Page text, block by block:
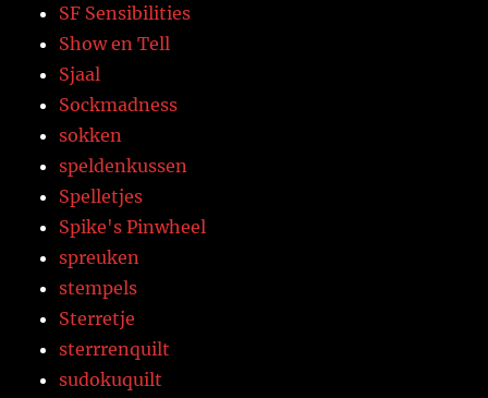
SF Sensibilities
Show en Tell
Sjaal
Sockmadness
sokken
speldenkussen
Spelletjes
Spike's Pinwheel
spreuken
stempels
Sterretje
sterrrenquilt
sudokuquilt